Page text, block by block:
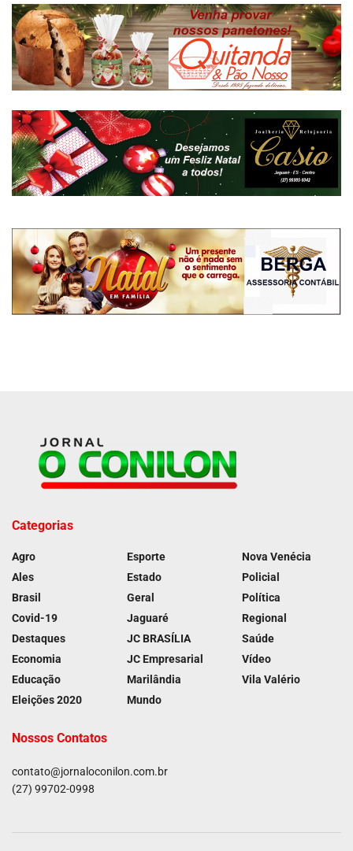
Categorias
Agro
Ales
Brasil
Covid-19
Destaques
Economia
Educação
Eleições 2020
Esporte
Estado
Geral
Jaguaré
JC BRASÍLIA
JC Empresarial
Marilândia
Mundo
Nova Venécia
Policial
Política
Regional
Saúde
Vídeo
Vila Valério
Nossos Contatos
contato@jornaloconilon.com.br
(27) 99702-0998